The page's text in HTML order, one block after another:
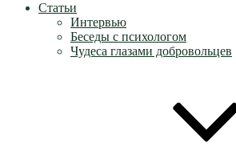
Статьи
Интервью
Беседы с психологом
Чудеса глазами добровольцев